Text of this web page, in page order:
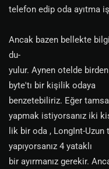
telefon edip oda ayıtma
Ancak bazen bellekte
du-
yulur. Aynen otelde
byte'tı bir kişilik odaya
benzetebiliriz. Eğer
yapmak istiyorsanız iki
lik bir oda , LongInt-
yapıyorsanız 4 yataklı
bir ayırmanız gerekir.